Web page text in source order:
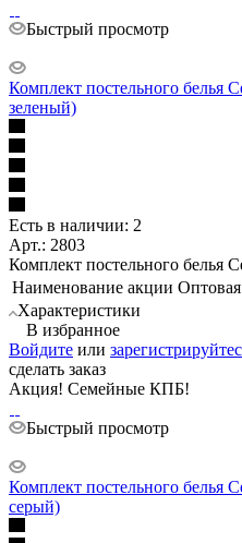
Быстрый просмотр
Комплект постельного
зеленый)
Есть в наличии: 2
Арт.: 2803
Комплект постельного
Наименование акции Оптовая
Характеристики
В избранное
Войдите или
сделать заказ
Акция! Семейные КПБ!
Быстрый просмотр
Комплект постельного
серый)